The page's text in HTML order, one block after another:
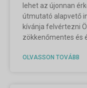
lehet az újonnan
útmutató alapvető
kívánja felvértezni
zökkenőmentes és
OLVASSON TOVÁBB